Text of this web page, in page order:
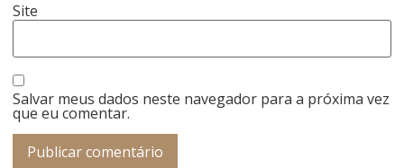
Site
Salvar meus dados neste navegador para a próxima vez
que eu comentar.